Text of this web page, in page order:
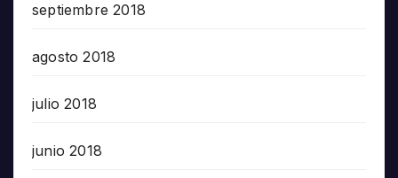
septiembre 2018
agosto 2018
julio 2018
junio 2018